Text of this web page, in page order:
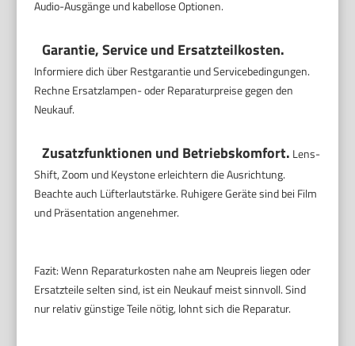
Audio-Ausgänge und kabellose Optionen.
Garantie, Service und Ersatzteilkosten.
Informiere dich über Restgarantie und Servicebedingungen.
Rechne Ersatzlampen- oder Reparaturpreise gegen den
Neukauf.
Zusatzfunktionen und Betriebskomfort. Lens-
Shift, Zoom und Keystone erleichtern die Ausrichtung.
Beachte auch Lüfterlautstärke. Ruhigere Geräte sind bei Film
und Präsentation angenehmer.
Fazit: Wenn Reparaturkosten nahe am Neupreis liegen oder
Ersatzteile selten sind, ist ein Neukauf meist sinnvoll. Sind
nur relativ günstige Teile nötig, lohnt sich die Reparatur.